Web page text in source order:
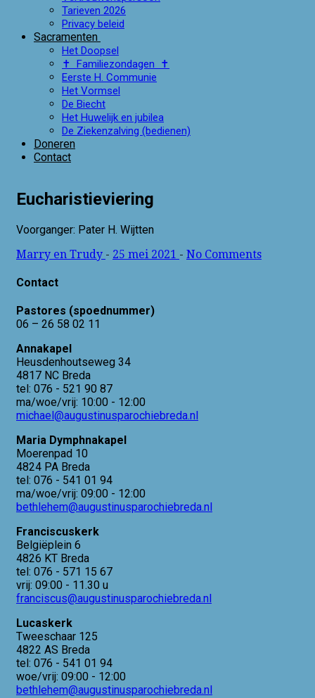
Tarieven 2026
Privacy beleid
Sacramenten
Het Doopsel
✝ Familiezondagen ✝
Eerste H. Communie
Het Vormsel
De Biecht
Het Huwelijk en jubilea
De Ziekenzalving (bedienen)
Doneren
Contact
Eucharistieviering
Voorganger: Pater H. Wijtten
Marry en Trudy - 25 mei 2021 - No Comments
Contact
Pastores (spoednummer)
06 – 26 58 02 11
Annakapel
Heusdenhoutseweg 34
4817 NC Breda
tel: 076 - 521 90 87
ma/woe/vrij: 10:00 - 12:00
michael@augustinusparochiebreda.nl
Maria Dymphnakapel
Moerenpad 10
4824 PA Breda
tel: 076 - 541 01 94
ma/woe/vrij: 09:00 - 12:00
bethlehem@augustinusparochiebreda.nl
Franciscuskerk
Belgiëplein 6
4826 KT Breda
tel: 076 - 571 15 67
vrij: 09:00 - 11.30 u
franciscus@augustinusparochiebreda.nl
Lucaskerk
Tweeschaar 125
4822 AS Breda
tel: 076 - 541 01 94
woe/vrij: 09:00 - 12:00
bethlehem@augustinusparochiebreda.nl